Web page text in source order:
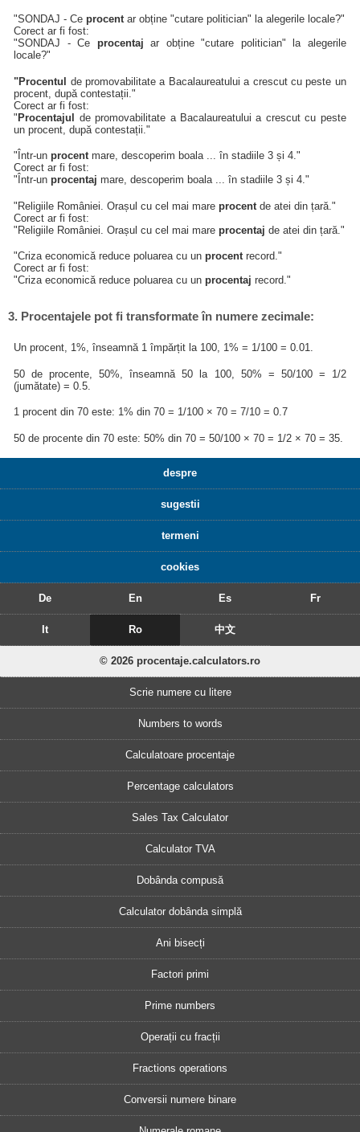
"SONDAJ - Ceprocent ar obține "cutare politician" la alegerile locale?"
Corect ar fi fost:
"SONDAJ - Ce procentaj ar obține "cutare politician" la alegerile
locale?"
"Procentul de promovabilitate a Bacalaureatului a crescut cu peste un
procent, după contestații."
Corect ar fi fost:
"Procentajul de promovabilitate a Bacalaureatului a crescut cu peste
un procent, după contestații."
"Într-unprocentmare, descoperim boala ... în stadiile 3 și 4."
Corect ar fi fost:
"Într-unprocentaj mare, descoperim boala ... în stadiile 3 și 4."
"Religiile României. Orașul cu cel mai mareprocent de atei din țară."
Corect ar fi fost:
"Religiile României. Orașul cu cel mai mareprocentaj de atei din țară."
"Criza economică reduce poluarea cu unprocentrecord."
Corect ar fi fost:
"Criza economică reduce poluarea cu unprocentaj record."
3. Procentajele pot fi transformate în numere zecimale:
Un procent, 1%, înseamnă 1 împărțit la 100, 1% = 1/100 = 0.01.
50 de procente, 50%, înseamnă 50 la 100, 50% = 50/100 = 1/2
(jumătate) = 0.5.
1 procent din 70 este: 1% din 70 = 1/100 × 70 = 7/10 = 0.7
50 de procente din 70 este: 50% din 70 = 50/100 × 70 = 1/2 × 70 = 35.
despre
sugestii
termeni
cookies
De En Es Fr
It Ro 中文
© 2026 procentaje.calculators.ro
Scrie numere cu litere
Numbers to words
Calculatoare procentaje
Percentage calculators
Sales Tax Calculator
Calculator TVA
Dobânda compusă
Calculator dobânda simplă
Ani bisecți
Factori primi
Prime numbers
Operații cu fracții
Fractions operations
Conversii numere binare